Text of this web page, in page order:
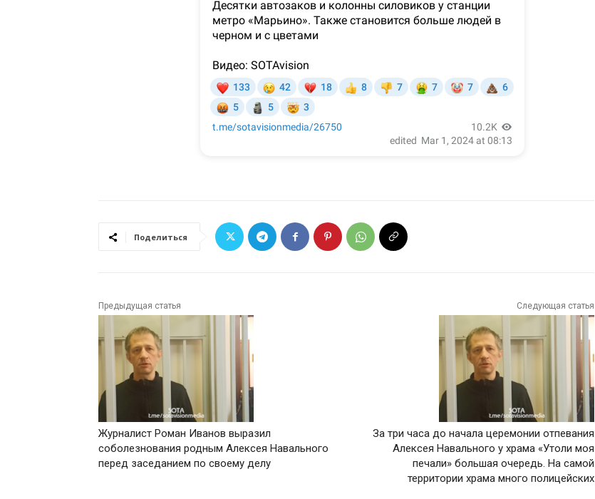
Поделиться
Предыдущая статья
Журналист Роман Иванов выразил
соболезнования родным Алексея Навального
перед заседанием по своему делу
Следующая статья
За три часа до начала церемонии отпевания
Алексея Навального у храма «Утоли моя
печали» большая очередь. На самой
территории храма много полицейских